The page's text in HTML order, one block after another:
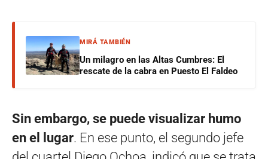
MIRÁ TAMBIÉN
Un milagro en las Altas Cumbres: El
rescate de la cabra en Puesto El Faldeo
Sin embargo, se puede visualizar humo
en el lugar. En ese punto, el segundo jefe